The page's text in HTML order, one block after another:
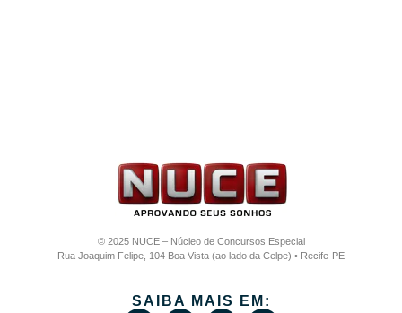
© 2025 NUCE – Núcleo de Concursos Especial
Rua Joaquim Felipe, 104 Boa Vista (ao lado da Celpe) • Recife-PE
SAIBA MAIS EM: